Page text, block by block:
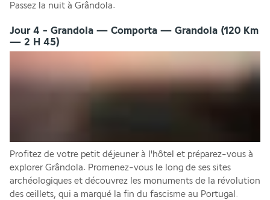
Passez la nuit à Grândola.
Jour 4 - Grandola — Comporta — Grandola (120 Km
— 2 H 45)
Profitez de votre petit déjeuner à l'hôtel et préparez-vous à
explorer Grândola. Promenez-vous le long de ses sites
archéologiques et découvrez les monuments de la révolution
des œillets, qui a marqué la fin du fascisme au Portugal.